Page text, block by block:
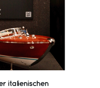
italienischen